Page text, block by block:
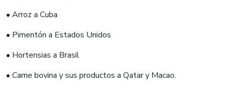
• Arroz a Cuba
• Pimentón a Estados Unidos
• Hortensias a Brasil
• Carne bovina y sus productos a Qatar y Macao.